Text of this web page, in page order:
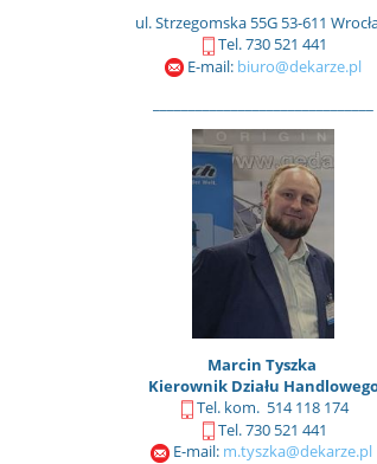
ul. Strzegomska 55G 53-611
Tel. 730 521 441
E-mail: biuro@dekarze.pl
Marcin Tyszka
Kierownik Działu
Tel. kom. 514 118 174
Tel. 730 521 441
E-mail: m.tyszka@dekarze.pl